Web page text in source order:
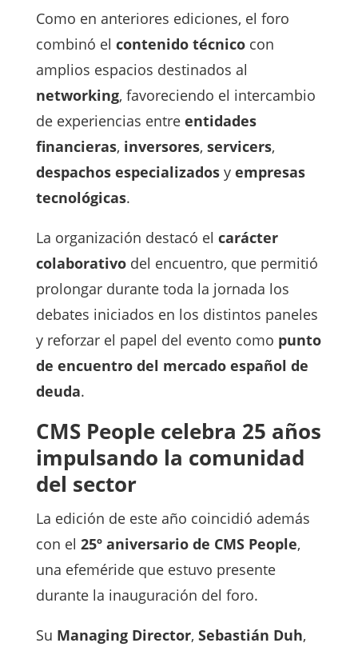
Como en anteriores ediciones, el foro
combinó el contenido técnicocon
amplios espacios destinados al
networking, favoreciendo el intercambio
de experiencias entre entidades
financieras, inversores, servicers,
despachos especializadosy empresas
tecnológicas.
La organización destacó el carácter
colaborativodel encuentro, que permitió
prolongar durante toda la jornada los
debates iniciados en los distintos paneles
y reforzar el papel del evento como punto
de encuentro del mercado español de
deuda.
CMS People celebra 25 años
impulsando la comunidad
del sector
La edición de este año coincidió además
con el 25º aniversario de CMS People,
una efeméride que estuvo presente
durante la inauguración del foro.
Su Managing Director, Sebastián Duh,